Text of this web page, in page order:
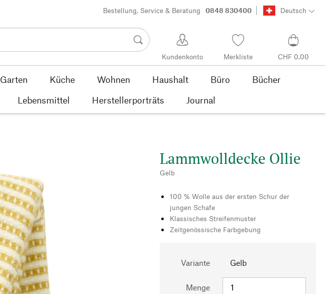
Bestellung, Service & Beratung 0848 830400 Deutsch
Kundenkonto Merkliste CHF 0.00
Garten Küche Wohnen Haushalt Büro
Bücher
Lebensmittel Herstellerporträts Journal
Lammwolldecke Ollie
Gelb
100 % Wolle aus der ersten Schur der
jungen Schafe
Klassisches Streifenmuster
Zeitgenössische Farbgebung
Variante Gelb
Menge